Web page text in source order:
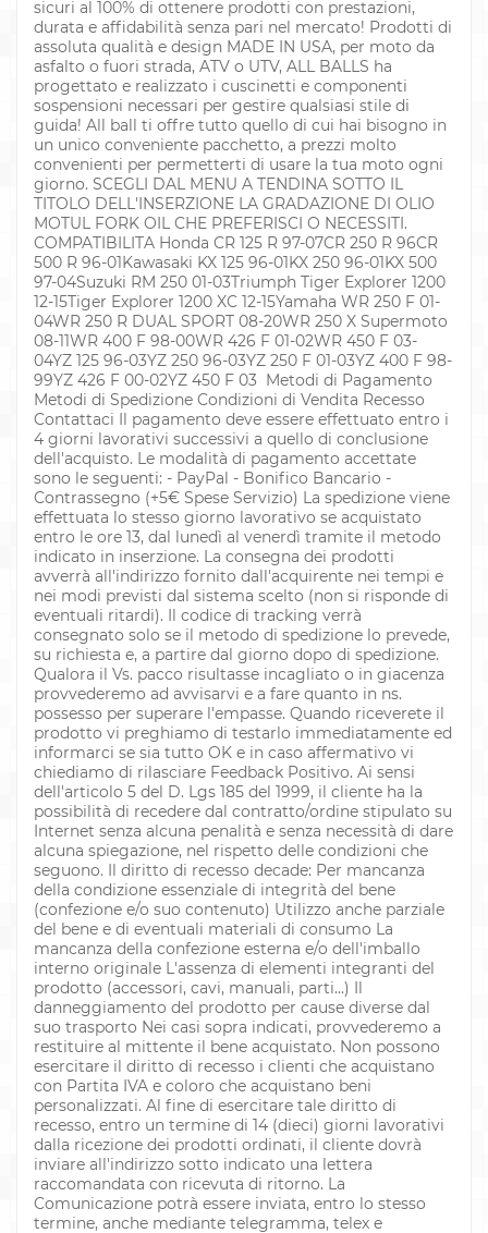
sicuri al 100% di ottenere prodotti con prestazioni,
durata e affidabilità senza pari nel mercato! Prodotti di
assoluta qualità e design MADE IN USA, per moto da
asfalto o fuori strada, ATV o UTV, ALL BALLS ha
progettato e realizzato i cuscinetti e componenti
sospensioni necessari per gestire qualsiasi stile di
guida! All ball ti offre tutto quello di cui hai bisogno in
un unico conveniente pacchetto, a prezzi molto
convenienti per permetterti di usare la tua moto ogni
giorno. SCEGLI DAL MENU A TENDINA SOTTO IL
TITOLO DELL'INSERZIONE LA GRADAZIONE DI OLIO
MOTUL FORK OIL CHE PREFERISCI O NECESSITI.
COMPATIBILITA Honda CR 125 R 97-07CR 250 R 96CR
500 R 96-01Kawasaki KX 125 96-01KX 250 96-01KX 500
97-04Suzuki RM 250 01-03Triumph Tiger Explorer 1200
12-15Tiger Explorer 1200 XC 12-15Yamaha WR 250 F 01-
04WR 250 R DUAL SPORT 08-20WR 250 X Supermoto
08-11WR 400 F 98-00WR 426 F 01-02WR 450 F 03-
04YZ 125 96-03YZ 250 96-03YZ 250 F 01-03YZ 400 F 98-
99YZ 426 F 00-02YZ 450 F 03 Metodi di Pagamento
Metodi di Spedizione Condizioni di Vendita Recesso
Contattaci Il pagamento deve essere effettuato entro i
4 giorni lavorativi successivi a quello di conclusione
dell'acquisto. Le modalità di pagamento accettate
sono le seguenti: - PayPal - Bonifico Bancario -
Contrassegno (+5€ Spese Servizio) La spedizione viene
effettuata lo stesso giorno lavorativo se acquistato
entro le ore 13, dal lunedì al venerdì tramite il metodo
indicato in inserzione. La consegna dei prodotti
avverrà all'indirizzo fornito dall'acquirente nei tempi e
nei modi previsti dal sistema scelto (non si risponde di
eventuali ritardi). Il codice di tracking verrà
consegnato solo se il metodo di spedizione lo prevede,
su richiesta e, a partire dal giorno dopo di spedizione.
Qualora il Vs. pacco risultasse incagliato o in giacenza
provvederemo ad avvisarvi e a fare quanto in ns.
possesso per superare l'empasse. Quando riceverete il
prodotto vi preghiamo di testarlo immediatamente ed
informarci se sia tutto OK e in caso affermativo vi
chiediamo di rilasciare Feedback Positivo. Ai sensi
dell'articolo 5 del D. Lgs 185 del 1999, il cliente ha la
possibilità di recedere dal contratto/ordine stipulato su
Internet senza alcuna penalità e senza necessità di dare
alcuna spiegazione, nel rispetto delle condizioni che
seguono. Il diritto di recesso decade: Per mancanza
della condizione essenziale di integrità del bene
(confezione e/o suo contenuto) Utilizzo anche parziale
del bene e di eventuali materiali di consumo La
mancanza della confezione esterna e/o dell'imballo
interno originale L'assenza di elementi integranti del
prodotto (accessori, cavi, manuali, parti...) Il
danneggiamento del prodotto per cause diverse dal
suo trasporto Nei casi sopra indicati, provvederemo a
restituire al mittente il bene acquistato. Non possono
esercitare il diritto di recesso i clienti che acquistano
con Partita IVA e coloro che acquistano beni
personalizzati. Al fine di esercitare tale diritto di
recesso, entro un termine di 14 (dieci) giorni lavorativi
dalla ricezione dei prodotti ordinati, il cliente dovrà
inviare all'indirizzo sotto indicato una lettera
raccomandata con ricevuta di ritorno. La
Comunicazione potrà essere inviata, entro lo stesso
termine, anche mediante telegramma, telex e